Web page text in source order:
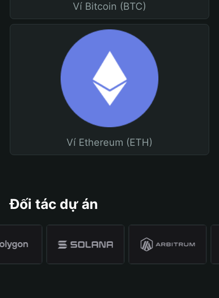
Ví Bitcoin (BTC)
Ví Ethereum (ETH)
Đối tác dự án